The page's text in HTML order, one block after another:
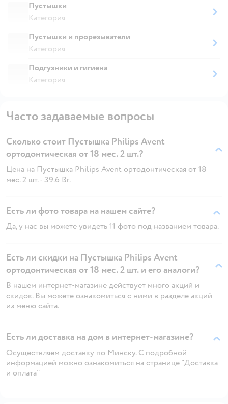
Пустышки
Категория
Пустышки и прорезыватели
Категория
Подгузники и гигиена
Категория
Часто задаваемые вопросы
Сколько стоит Пустышка Philips Avent
ортодонтическая от 18 мес. 2 шт.?
Цена на Пустышка Philips Avent ортодонтическая от 18
мес. 2 шт. - 39.6 Br.
Есть ли фото товара на нашем сайте?
Да, у нас вы можете увидеть 11 фото под названием товара.
Есть ли скидки на Пустышка Philips Avent
ортодонтическая от 18 мес. 2 шт. и его аналоги?
В нашем интернет-магазине действует много акций и
скидок. Вы можете ознакомиться с ними в разделе акций
из меню сайта.
Есть ли доставка на дом в интернет-магазине?
Осуществляем доставку по Минску. С подробной
информацией можно ознакомиться на странице "Доставка
и оплата"